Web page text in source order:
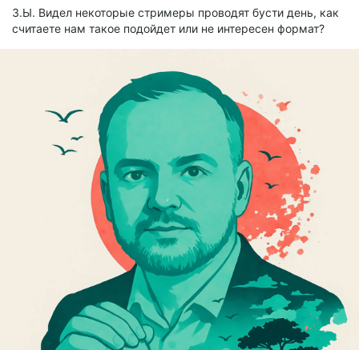
З.Ы. Видел некоторые стримеры проводят бусти день, как
считаете нам такое подойдет или не интересен формат?